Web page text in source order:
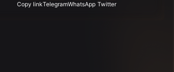
Copy linkTelegramWhatsApp Twitter